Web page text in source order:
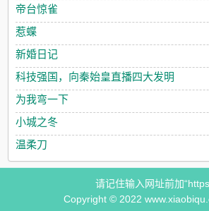
帝台惊雀
惹蝶
新婚日记
科技强国，向秦始皇直播四大发明
为我弯一下
小城之冬
温柔刀
请记住输入网址前加
Copyright © 2022